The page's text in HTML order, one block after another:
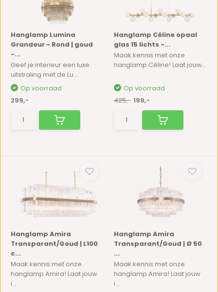
Hanglamp Lumina
Grandeur - Rond | goud
-...
Geef je interieur een luxe
uitstraling met de Lu...
Op voorraad
299,-
Hanglamp Céline opaal
glas 15 lichts -...
Maak kennis met onze
hanglamp Céline! Laat jouw...
Op voorraad
425,- 199,-
Hanglamp Amira
Transparant/Goud | L100
c...
Maak kennis met onze
hanglamp Amira! Laat jouw
i...
Hanglamp Amira
Transparant/Goud | Ø 50
...
Maak kennis met onze
hanglamp Amira! Laat jouw
i...